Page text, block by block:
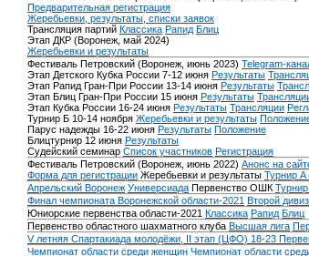
Предварительная регистрация
Жеребьевки, результаты, списки заявок
Трансляция партий Классика Рапид Блиц
Этап ДКР (Воронеж, май 2024)
Жеребьевки и результаты
Фестиваль Петровский (Воронеж, июнь 2023) Telegram-
Этап Детского Кубка России 7-12 июня Результаты
Этап Рапид Гран-При России 13-14 июня Результаты
Этап Блиц Гран-При России 15 июня Результаты
Этап Кубка России 16-24 июня Результаты Трансляции
Турнир Б 10-14 ноября Жеребьевки и результаты
Парус надежды 16-22 июня Результаты Положение
Блицтурнир 12 июня Результаты
Судейский семинар Список участников Регистрация
Фестиваль Петровский (Воронеж, июнь 2022) Анонс на
Форма для регистрации Жеребьевки и результаты Турнир
Апрельский Воронеж Универсиада Первенство ОШК
Финал чемпионата Воронежской области-2021 Второй
Юниорские первенства области-2021 Классика Рапид Блиц
Первенство областного шахматного клуба Высшая лига
V летняя Спартакиада молодёжи, II этап (ЦФО) 18-23
Чемпионат области среди женщин Чемпионат области